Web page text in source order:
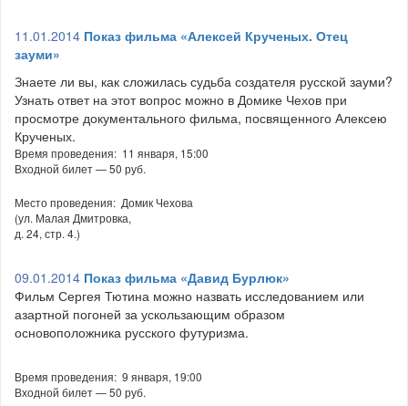
11.01.2014 Показ фильма «Алексей Крученых. Отец
зауми»
Знаете ли вы, как сложилась судьба создателя русской зауми?
Узнать ответ на этот вопрос можно в Домике Чехов при
просмотре документального фильма, посвященного Алексею
Крученых.
Время проведения: 11 января, 15:00
Входной билет — 50 руб.
Место проведения: Домик Чехова
(ул. Малая Дмитровка,
д. 24, стр. 4.)
09.01.2014 Показ фильма «Давид Бурлюк»
Фильм Сергея Тютина можно назвать исследованием или
азартной погоней за ускользающим образом
основоположника русского футуризма.
Время проведения: 9 января, 19:00
Входной билет — 50 руб.